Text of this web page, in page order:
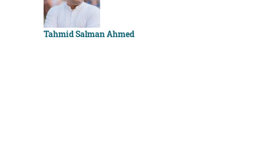
Tahmid Salman Ahmed